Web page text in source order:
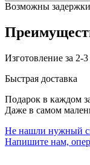
Возможны задержки
Изготовление за 2-3
Быстрая доставка
Подарок в каждом
Даже в самом
Не нашли нужный
Напишите нам,